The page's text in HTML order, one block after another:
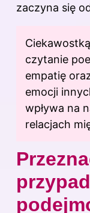
zaczyna się
czytanie
empatię
emocji
wpływa na
relacjach